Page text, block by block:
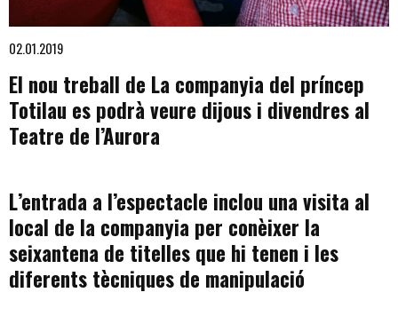
Diapositiva 1 de 1
02.01.2019
El nou treball de La companyia del príncep
Totilau es podrà veure dijous i divendres al
Teatre de l’Aurora
L’entrada a l’espectacle inclou una visita al
local de la companyia per conèixer la
seixantena de titelles que hi tenen i les
diferents tècniques de manipulació